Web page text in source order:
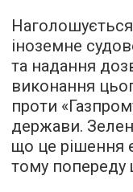
іноземне
та надання
виконання
проти
держави.
що це рішення
тому попереду